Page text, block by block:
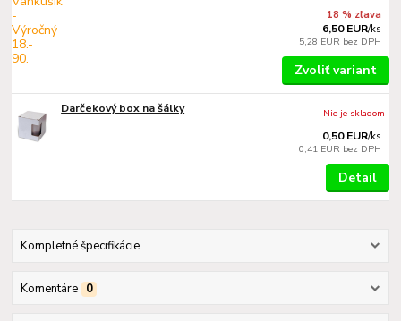
18 % zľava
6,50 EUR/ks
5,28 EUR bez DPH
Zvoliť variant
Darčekový box na šálky
0,50 EUR/ks
0,41 EUR bez DPH
Nie je skladom
Detail
Kompletné špecifikácie
Komentáre 0